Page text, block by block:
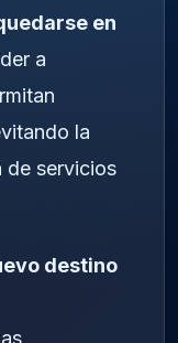
en
a
la
de servicios
destino